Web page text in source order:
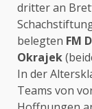
dritter an
belegten FM
Okrajek
In der
Teams von